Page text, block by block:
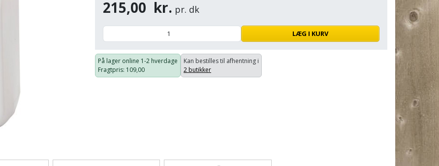
215,00 kr. pr. dk
LÆG I KURV
På lager online 1-2 hverdage
Fragtpris: 109,00
Kan bestilles til afhentning i
2 butikker